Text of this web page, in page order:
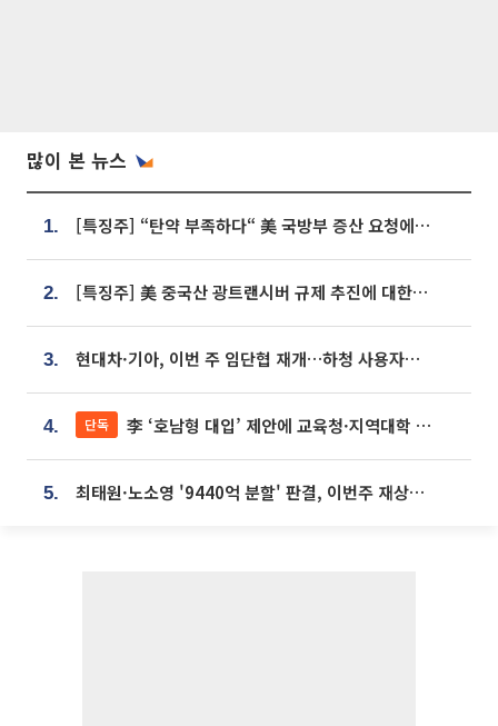
많이 본 뉴스
1. [특징주] “탄약 부족하다“ 美 국방부 증산 요청에⋯국내 방산주 급등세
2. [특징주] 美 중국산 광트랜시버 규제 추진에 대한광통신 등 광통신株 강세
3. 현대차·기아, 이번 주 임단협 재개…하청 사용자성 재심도 ‘변수’
4. 단독 李 ‘호남형 대입’ 제안에 교육청·지역대학 서·논술형 입시 연계 '착수'
5. 최태원·노소영 '9440억 분할' 판결, 이번주 재상고 여부 주목